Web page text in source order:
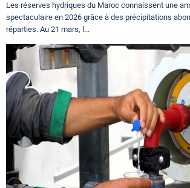
Les réserves hydriques du Maroc connaissent une
spectaculaire en 2026 grâce à des précipitations
réparties. Au 21 mars, l...